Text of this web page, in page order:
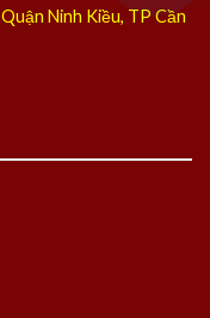
Ninh Kiều, TP Cần